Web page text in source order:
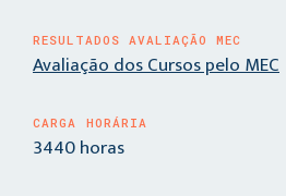
RESULTADOS AVALIAÇÃO MEC
Avaliação dos Cursos pelo MEC
CARGA HORÁRIA
3440 horas